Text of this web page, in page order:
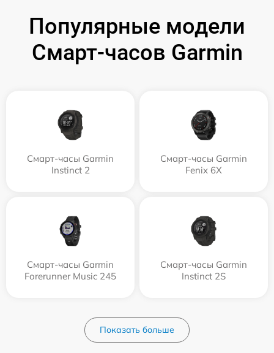
Популярные модели
Смарт-часов Garmin
Смарт-часы Garmin
Instinct 2
Смарт-часы Garmin
Fenix 6X
Смарт-часы Garmin
Forerunner Music 245
Смарт-часы Garmin
Instinct 2S
Показать больше